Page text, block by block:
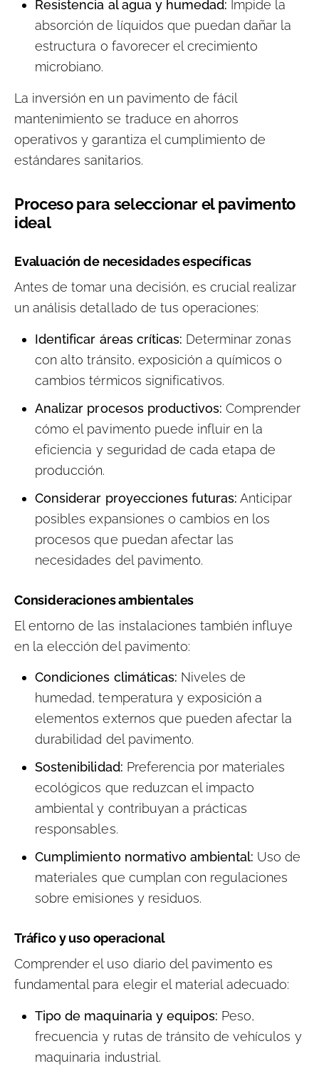
Resistencia al agua y humedad: Impide la
absorción de líquidos que puedan dañar la
estructura o favorecer el crecimiento
microbiano.
La inversión en un pavimento de fácil
mantenimiento se traduce en ahorros
operativos y garantiza el cumplimiento de
estándares sanitarios.
Proceso para seleccionar el pavimento
ideal
Evaluación de necesidades específicas
Antes de tomar una decisión, es crucial realizar
un análisis detallado de tus operaciones:
Identificar áreas críticas: Determinar zonas
con alto tránsito, exposición a químicos o
cambios térmicos significativos.
Analizar procesos productivos: Comprender
cómo el pavimento puede influir en la
eficiencia y seguridad de cada etapa de
producción.
Considerar proyecciones futuras: Anticipar
posibles expansiones o cambios en los
procesos que puedan afectar las
necesidades del pavimento.
Consideraciones ambientales
El entorno de las instalaciones también influye
en la elección del pavimento:
Condiciones climáticas: Niveles de
humedad, temperatura y exposición a
elementos externos que pueden afectar la
durabilidad del pavimento.
Sostenibilidad: Preferencia por materiales
ecológicos que reduzcan el impacto
ambiental y contribuyan a prácticas
responsables.
Cumplimiento normativo ambiental: Uso de
materiales que cumplan con regulaciones
sobre emisiones y residuos.
Tráfico y uso operacional
Comprender el uso diario del pavimento es
fundamental para elegir el material adecuado:
Tipo de maquinaria y equipos: Peso,
frecuencia y rutas de tránsito de vehículos y
maquinaria industrial.